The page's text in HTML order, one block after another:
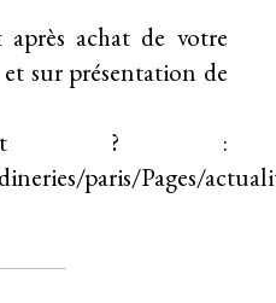
achat de votre
sur présentation de
? :
paris/Pages/